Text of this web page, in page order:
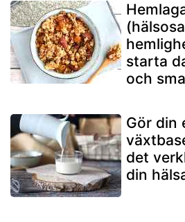
starta
och
Gör din
det
din